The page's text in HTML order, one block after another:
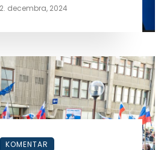
2. decembra, 2024
KOMENTAR